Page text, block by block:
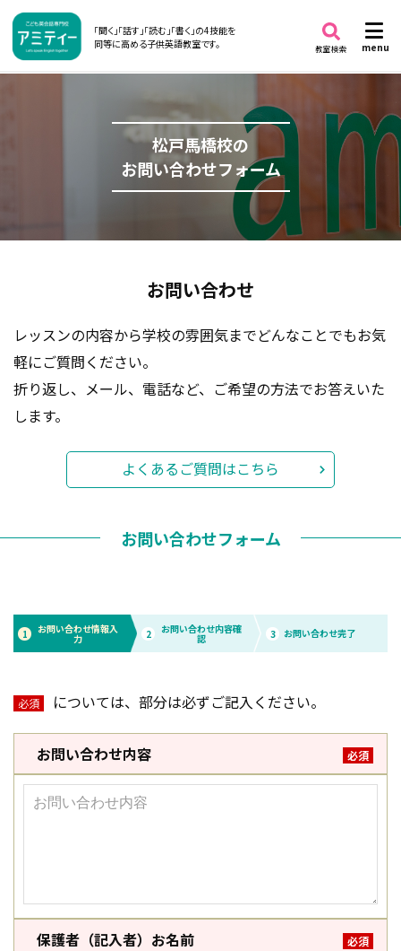
「聞く」「話す」「読む」「書く」の4技能を
同等に高める子供英語教室です。
menu
教室検索
松戸馬橋校の
お問い合わせフォーム
お問い合わせ
レッスンの内容から学校の雰囲気までどんなことでもお気
軽にご質問ください。
折り返し、メール、電話など、ご希望の方法でお答えいた
します。
よくあるご質問はこちら
お問い合わせフォーム
1 お問い合わせ情報入
力 2 お問い合わせ内容確
認 3 お問い合わせ完了
必須 については、部分は必ずご記入ください。
お問い合わせ内容 必須
保護者（記入者）お名前 必須